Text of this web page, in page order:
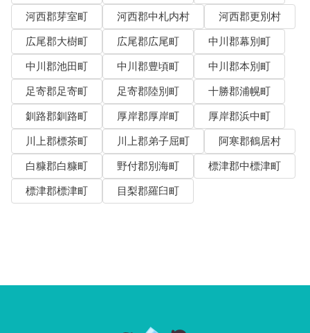
河西郡芽室町
河西郡中札内村
河西郡更別村
広尾郡大樹町
広尾郡広尾町
中川郡幕別町
中川郡池田町
中川郡豊頃町
中川郡本別町
足寄郡足寄町
足寄郡陸別町
十勝郡浦幌町
釧路郡釧路町
厚岸郡厚岸町
厚岸郡浜中町
川上郡標茶町
川上郡弟子屈町
阿寒郡鶴居村
白糠郡白糠町
野付郡別海町
標津郡中標津町
標津郡標津町
目梨郡羅臼町